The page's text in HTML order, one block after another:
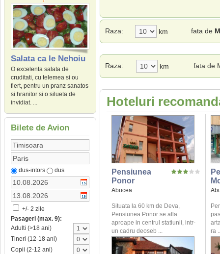
Salata ca le Nehoiu
O excelenta salata de
cruditati, cu telemea si ou
fiert, pentru un pranz sanatos
si hranitor si o silueta de
invidiat. ...
Bilete de Avion
dus-intors dus
+/- 2 zile
Pasageri (max. 9):
Adulti (>18 ani)
Tineri (12-18 ani)
Copii (2-12 ani)
Raza: km fata de
Raza: km fata de
Hoteluri
Pensiunea
Ponor
Abucea
Situata la 60 km de Deva,
Pensiunea Ponor se afla
aproape in centrul statiunii, intr-
un cadru deoseb ...
ra